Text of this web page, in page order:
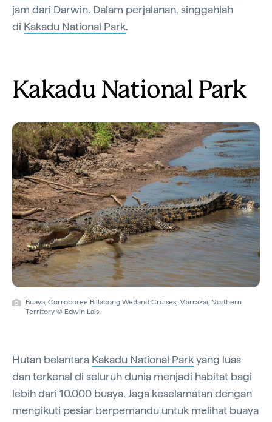
jam dari Darwin. Dalam perjalanan, singgahlah
di Kakadu National Park.
Kakadu National Park
Buaya, Corroboree Billabong Wetland Cruises, Marrakai, Northern
Territory © Edwin Lais
Hutan belantara Kakadu National Parkyang luas
dan terkenal di seluruh dunia menjadi habitat bagi
lebih dari 10.000 buaya. Jaga keselamatan dengan
mengikuti pesiar berpemandu untuk melihat buaya